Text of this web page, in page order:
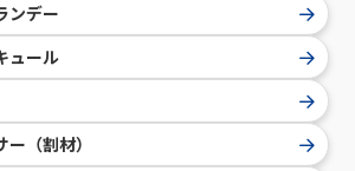
ンデー
ュール
（割材）